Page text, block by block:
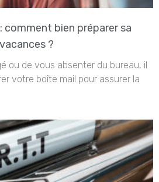
comment bien préparer sa
?
ou de vous absenter du bureau, il
votre boîte mail pour assurer la